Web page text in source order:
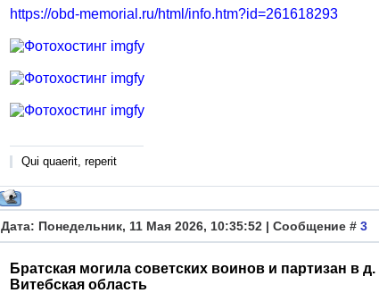
https://obd-memorial.ru/html/info.htm?id=261618293
Qui quaerit, reperit
Дата: Понедельник, 11 Мая 2026, 10:35:52 | Сообщение # 3
Братская могила советских воинов и партизан в
Витебская область